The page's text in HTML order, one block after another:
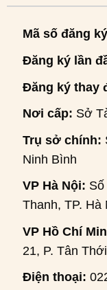
Mã số đăng
Đăng ký lần
Đăng ký thay
Nơi cấp: Sở
Trụ sở chính:
Ninh Bình
VP Hà Nội:
Thanh, TP. Hà
VP Hồ Chí
21, P. Tân
Điện thoại: